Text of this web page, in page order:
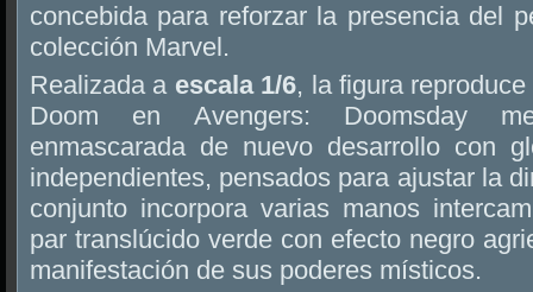
concebida para reforzar la presencia del
colección Marvel.
Realizada a escala 1/6, la figura
Doom en Avengers: Doomsday
enmascarada de nuevo desarrollo con
independientes, pensados para ajustar la
conjunto incorpora varias manos
par translúcido verde con efecto negro
manifestación de sus poderes místicos.